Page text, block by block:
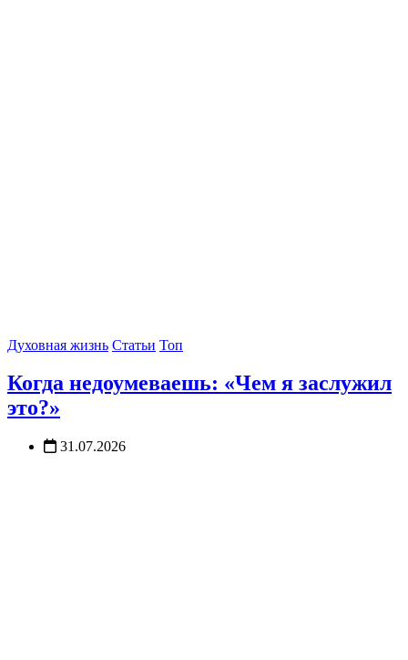
Духовная жизнь Статьи Топ
Когда недоумеваешь: «Чем я заслужил
это?»
31.07.2026